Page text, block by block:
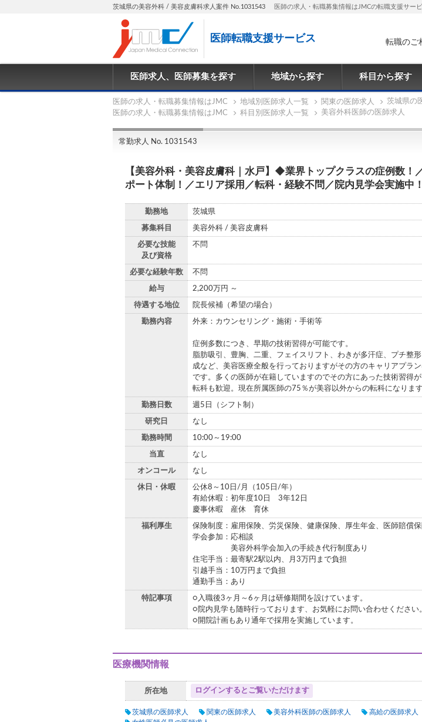
茨城県の美容外科 / 美容皮膚科求人案件 No.1031543 医師の求人・転職募集情報はJMCの転職支援サー
医師転職支援サービス
転職のご
医師求人、医師募集を探す 地域から探す 科目から探す
医師の求人・転職募集情報はJMC 地域別医師求人一覧 関東の医師求人
茨城県の
医師の求人・転職募集情報はJMC
科目別医師求人一覧 美容外科医師の医師求人
常勤求人 No. 1031543
【美容外科・美容皮膚科｜水戸】◆業界トップクラスの症例数！
ポート体制！／エリア採用／転科・経験不問／院内見学会実施中
勤務地 茨城県
募集科目 美容外科 / 美容皮膚科
必要な技能
及び資格
不問
必要な経験年数 不問
給与 2,200万円 ～
待遇する地位 院長候補（希望の場合）
勤務内容 外来：カウンセリング・施術・手術等
症例多数につき、早期の技術習得が可能です。
脂肪吸引、豊胸、二重、フェイスリフト、わきが多汗症、プチ整
成など、美容医療全般を行っておりますがその方のキャリアプラ
です。多くの医師が在籍していますのでその方にあった技術習得
転科も歓迎。現在所属医師の75％が美容以外からの転科になります
勤務日数 週5日（シフト制）
研究日 なし
勤務時間 10:00～19:00
当直 なし
オンコール なし
休日・休暇
公休8～10日/月（105日/年）
有給休暇：初年度10日 3年12日
慶事休暇 産休 育休
福利厚生
保険制度：雇用保険、労災保険、健康保険、厚生年金、医師賠償
学会参加：応相談
美容外科学会加入の手続き代行制度あり
住宅手当：最寄駅2駅以内、月3万円まで負担
引越手当：10万円まで負担
通勤手当：あり
特記事項
○入職後3ヶ月～6ヶ月は研修期間を設けています。
○院内見学も随時行っております、お気軽にお問い合わせください
○開院計画もあり通年で採用を実施しています。
医療機関情報
所在地 ログインするとご覧いただけます
茨城県の医師求人 関東の医師求人 美容外科医師の医師求人
高給の医師求人